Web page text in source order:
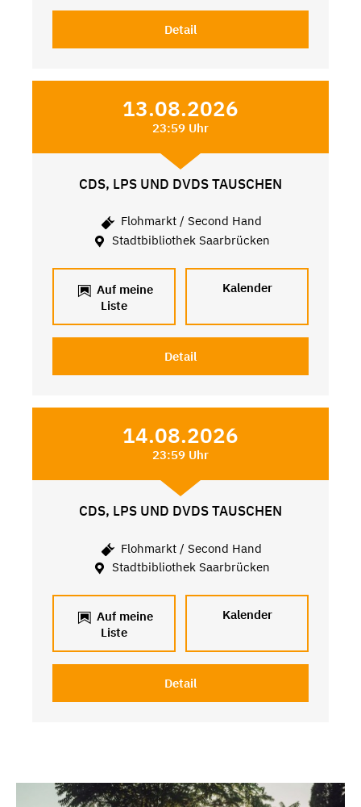
Detail
13.08.2026
23:59 Uhr
CDS, LPS UND DVDS TAUSCHEN
Flohmarkt / Second Hand
Stadtbibliothek Saarbrücken
Auf meine
Liste
Kalender
Detail
14.08.2026
23:59 Uhr
CDS, LPS UND DVDS TAUSCHEN
Flohmarkt / Second Hand
Stadtbibliothek Saarbrücken
Auf meine
Liste
Kalender
Detail